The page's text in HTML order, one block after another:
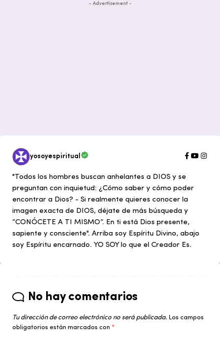
- Advertisement -
yosoyespiritual
"Todos los hombres buscan anhelantes a DIOS y se
preguntan con inquietud: ¿Cómo saber y cómo poder
encontrar a Dios? - Si realmente quieres conocer la
imagen exacta de DIOS, déjate de más búsqueda y
“CONÓCETE A TI MISMO”. En ti está Dios presente,
sapiente y consciente". Arriba soy Espíritu Divino, abajo
soy Espíritu encarnado. YO SOY lo que el Creador Es.
No hay comentarios
Tu dirección de correo electrónico no será publicada. Los campos
obligatorios están marcados con *